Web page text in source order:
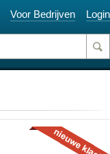
Voor Bedrijven Login